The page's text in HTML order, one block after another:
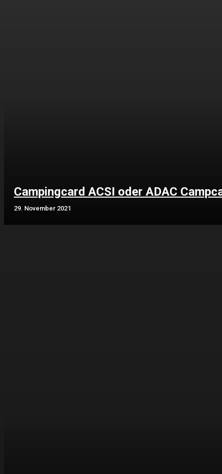
Campingcard ACSI oder ADAC
29. November 2021